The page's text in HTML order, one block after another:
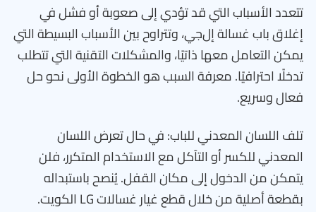
تتعدد الأسباب التي قد تؤدي إلى صعوبة أو فشل في
إغلاق باب غسالة إل‌جي، وتتراوح بين الأسباب البسيطة التي
يمكن التعامل معها ذاتيًا، والمشكلات التقنية التي تتطلب
تدخلًا احترافيًا. معرفة السبب هو الخطوة الأولى نحو حل
فعال وسريع.
تلف اللسان المعدني للباب: في حال تعرض اللسان
المعدني للكسر أو التآكل مع الاستخدام المتكرر، فلن
يتمكن من الدخول إلى مكان القفل. يُنصح باستبداله
بقطعة أصلية من خلال قطع غيار غسالات LG الكويت.